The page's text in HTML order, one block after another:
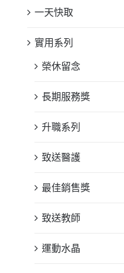
一天快取
實用系列
榮休留念
長期服務獎
升職系列
致送醫護
最佳銷售獎
致送教師
運動水晶